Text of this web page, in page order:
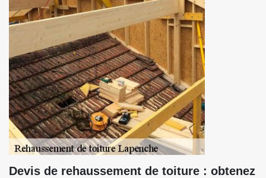
Devis de rehaussement de toiture : obtenez